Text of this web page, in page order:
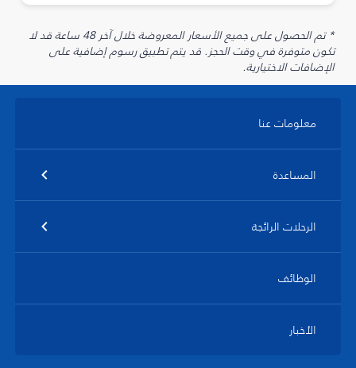
* تم الحصول على جميع الأسعار المعروضة خلال آخر 48 ساعة قد لا
تكون متوفرة في وقت الحجز. قد يتم تطبيق رسوم إضافية على
الإضافات الاختيارية.
معلومات عنا
المساعدة
الرحلات الرائجة
الوظائف
الأخبار